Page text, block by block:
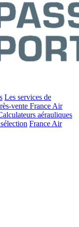
Les services de
vente France Air
aérauliques
France Air